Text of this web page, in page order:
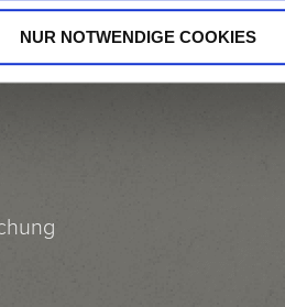
NUR NOTWENDIGE COOKIES